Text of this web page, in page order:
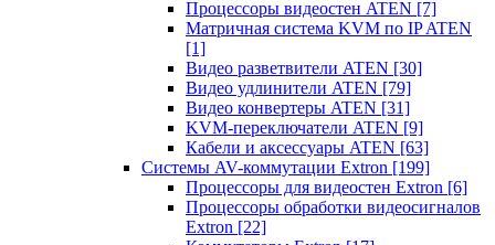
Процессоры видеостен ATEN [7]
Матричная система KVM по IP ATEN
[1]
Видео разветвители ATEN [30]
Видео удлинители ATEN [79]
Видео конвертеры ATEN [31]
KVM-переключатели ATEN [9]
Кабели и аксессуары ATEN [63]
Системы AV-коммутации Extron [199]
Процессоры для видеостен Extron [6]
Процессоры обработки видеосигналов
Extron [22]